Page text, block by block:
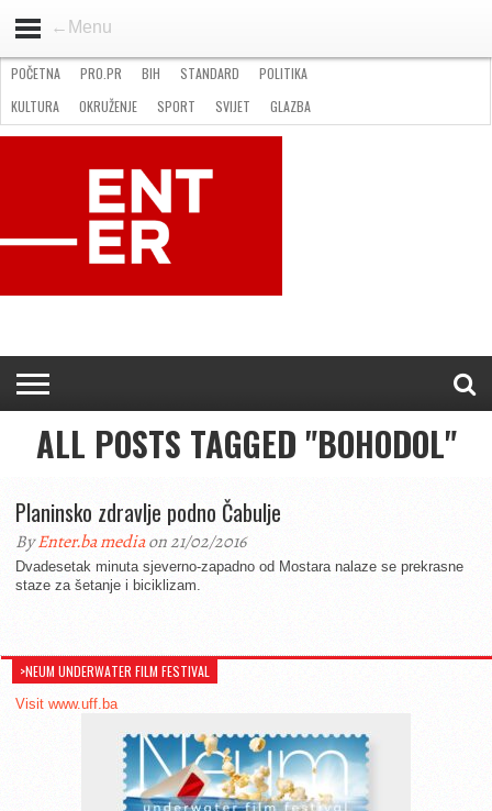
←Menu
STANDARD
GOSPODARSTVO
OKRUŽENJE
POČETNA PRO.PR BIH STANDARD
POLITIKA
KULTURA
OKRUŽENJE SPORT SVIJET
GLAZBA
NATJEČAJI
FILMING LOCATION IN BH KONTAKT
ALL POSTS TAGGED "BOHODOL"
Planinsko zdravlje podno Čabulje
ByEnter.ba mediaon 21/02/2016
Dvadesetak minuta sjeverno-zapadno od Mostara nalaze se prekrasne
staze za šetanje i biciklizam.
>NEUM UNDERWATER FILM FESTIVAL
Visit www.uff.ba